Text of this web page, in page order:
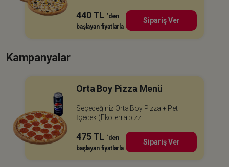
440 TL ‘den
başlayan fiyatlarla
Sipariş Ver
Kampanyalar
Orta Boy Pizza Menü
Seçeceğiniz Orta Boy Pizza + Pet
İçecek (Ekoterra pizz...
475 TL ‘den
başlayan fiyatlarla
Sipariş Ver